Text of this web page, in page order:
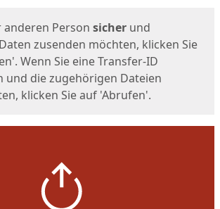
anderen Person sicher und
Daten zusenden möchten, klicken Sie
Wenn Sie eine Transfer-ID
und die zugehörigen Dateien
klicken Sie auf 'Abrufen'.